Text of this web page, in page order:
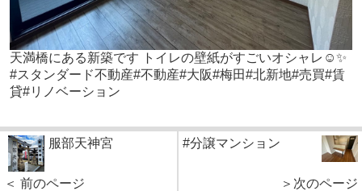
天満橋にある新築です トイレの壁紙がすごいオシャレ☺️✨
#スタンダード不動産#不動産#大阪#梅田#北新地#売買#賃
貸#リノベーション
服部天神宮
＜ 前のページ
#分譲マンション
＞次のページ